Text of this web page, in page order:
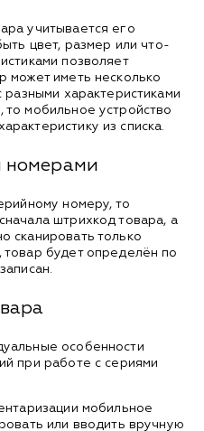
учитывается его
цвет, размер или что-
позволяет
может иметь несколько
разными характеристиками
мобильное устройство
из списка.
номерами
номеру, то
штрихкод товара, а
сканировать только
будет определён по
особенности
при работе с сериями
мобильное
или вводить вручную